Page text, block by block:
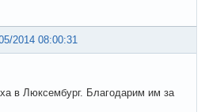
2014 08:00:31
в Люксембург. Благодарим им за